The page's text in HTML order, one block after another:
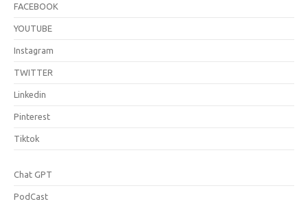
FACEBOOK
YOUTUBE
Instagram
TWITTER
Linkedin
Pinterest
Tiktok
Chat GPT
PodCast